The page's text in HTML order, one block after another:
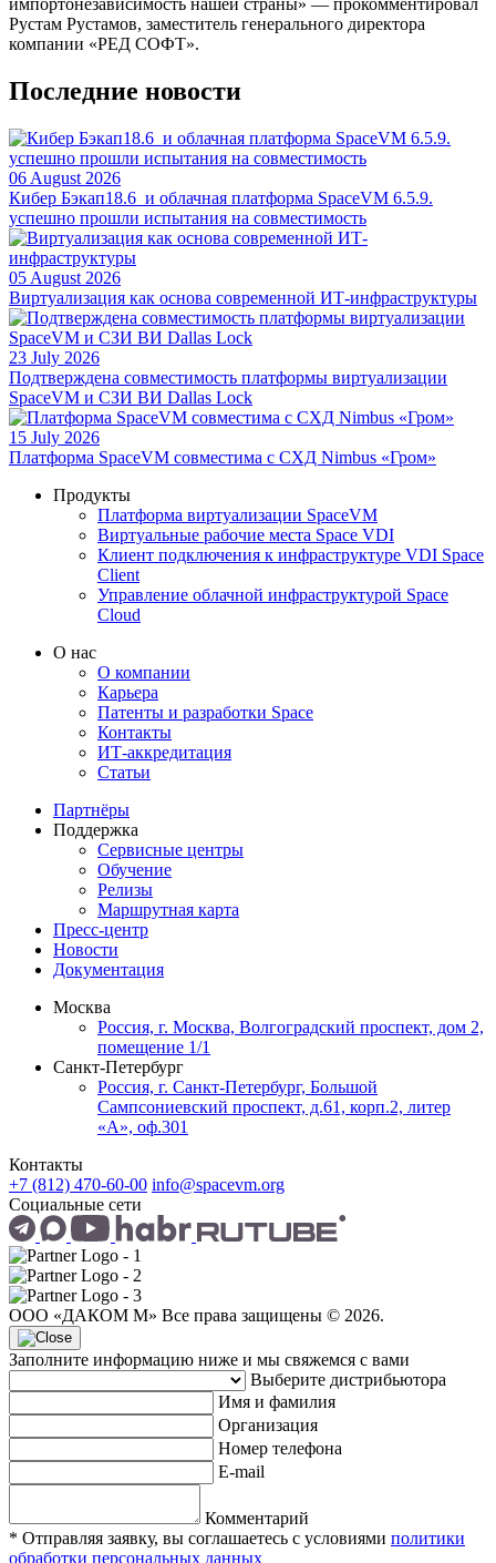
Рустам Рустамов, заместитель генерального директора
компании «РЕД СОФТ».
Последние новости
06 August 2026
Кибер Бэкап18.6 и облачная платформа SpaceVM 6.5.9.
успешно прошли испытания на совместимость
05 August 2026
Виртуализация как основа современной ИТ-инфраструктуры
23 July 2026
Подтверждена совместимость платформы виртуализации
SpaceVM и СЗИ ВИ Dallas Lock
15 July 2026
Платформа SpaceVM совместима с СХД Nimbus «Гром»
Продукты
Платформа виртуализации SpaceVM
Виртуальные рабочие места Space VDI
Клиент подключения к инфраструктуре VDI Space
Client
Управление облачной инфраструктурой Space
Cloud
О нас
О компании
Карьера
Патенты и разработки Space
Контакты
ИТ-аккредитация
Статьи
Партнёры
Поддержка
Сервисные центры
Обучение
Релизы
Маршрутная карта
Пресс-центр
Новости
Документация
Москва
Россия, г. Москва, Волгоградский проспект, дом 2,
помещение 1/1
Санкт-Петербург
Россия, г. Санкт-Петербург, Большой
Сампсониевский проспект, д.61, корп.2, литер
«А», оф.301
Контакты
+7 (812) 470-60-00 info@spacevm.org
Социальные сети
ООО «ДАКОМ М» Все права защищены © 2026.
Заполните информацию ниже и мы свяжемся с вами
Выберите дистрибьютора
Имя и фамилия
Организация
Номер телефона
E-mail
Комментарий
* Отправляя заявку, вы соглашаетесь с условиями политики
обработки персональных данных